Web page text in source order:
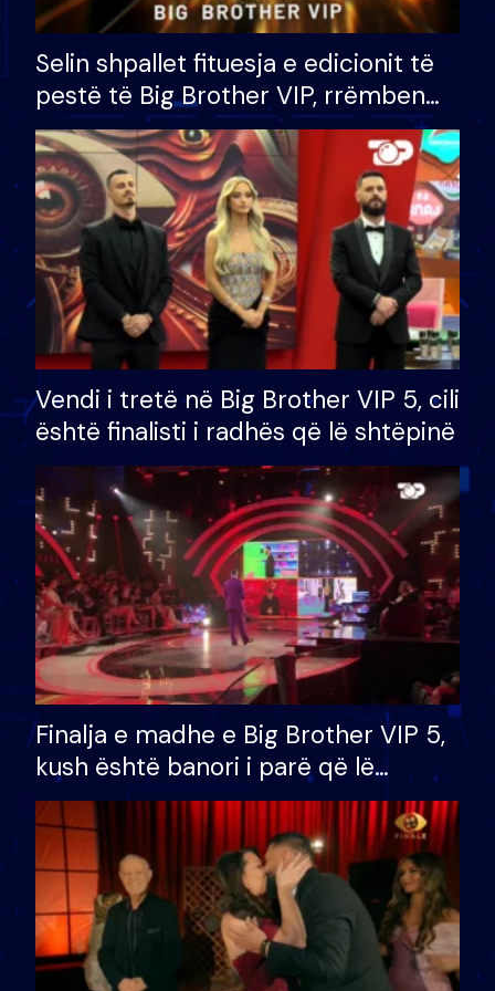
Selin shpallet fituesja e edicionit të
pestë të Big Brother VIP, rrëmben
çmimin e madh prej 100 mijë eurosh
Vendi i tretë në Big Brother VIP 5, cili
është finalisti i radhës që lë shtëpinë
Finalja e madhe e Big Brother VIP 5,
kush është banori i parë që lë
shtëpinë dhe humb mundësinë për
të fituar çmimin e madh